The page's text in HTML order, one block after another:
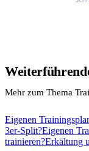
Mehr zum Thema
Eigenen
3er-Split?Eigenen
trainieren?Erkältung